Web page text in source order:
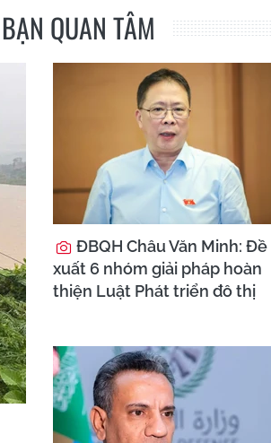
QUAN TÂM
ĐBQH Châu Văn Minh: Đề
xuất 6 nhóm giải pháp hoàn
thiện Luật Phát triển đô thị